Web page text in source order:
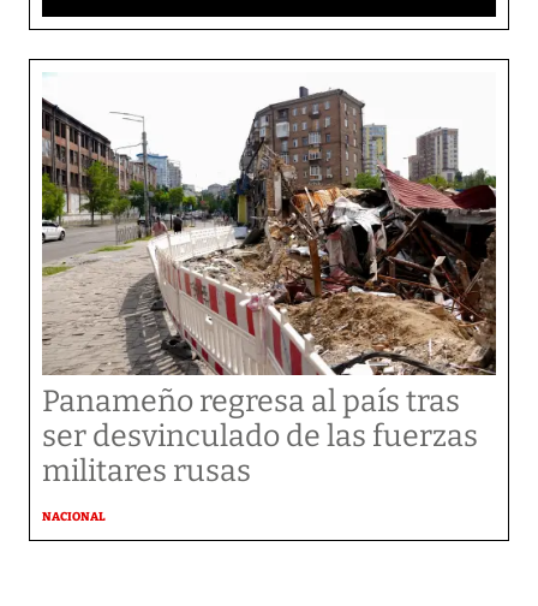
Panameño regresa al país tras
ser desvinculado de las fuerzas
militares rusas
NACIONAL